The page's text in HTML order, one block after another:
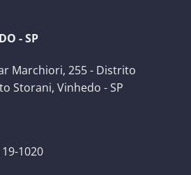
- SP
Marchiori, 255 - Distrito
Storani, Vinhedo - SP
1020